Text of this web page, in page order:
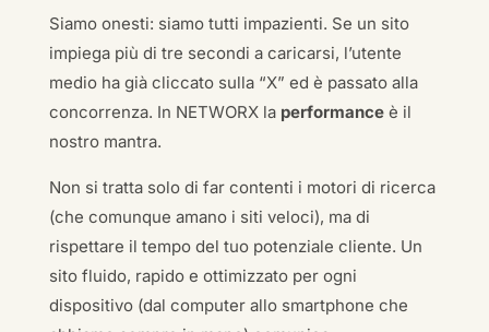
Siamo onesti: siamo tutti impazienti. Se un sito
impiega più di tre secondi a caricarsi, l’utente
medio ha già cliccato sulla “X” ed è passato alla
concorrenza. In NETWORX la performanceè il
nostro mantra.
Non si tratta solo di far contenti i motori di ricerca
(che comunque amano i siti veloci), ma di
rispettare il tempo del tuo potenziale cliente. Un
sito fluido, rapido e ottimizzato per ogni
dispositivo (dal computer allo smartphone che